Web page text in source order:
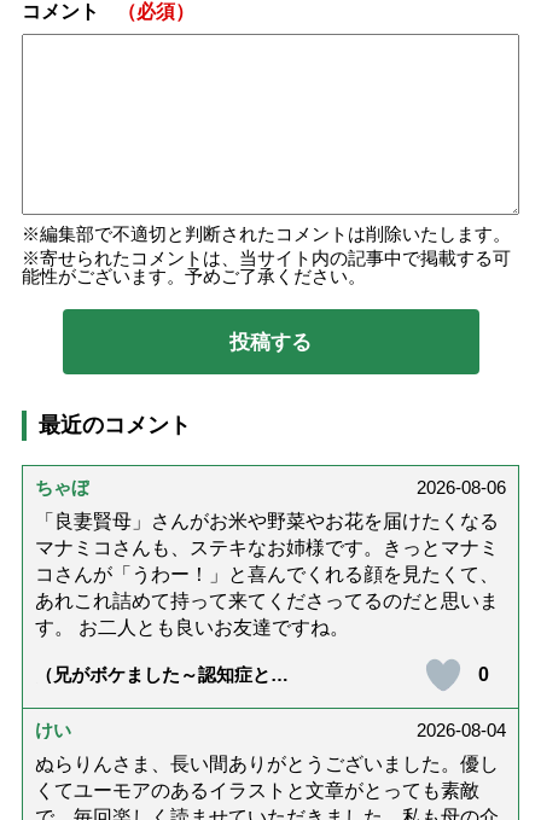
コメント （必須）
編集部で不適切と判断されたコメントは削除いたします。
寄せられたコメントは、当サイト内の記事中で掲載する可
能性がございます。予めご了承ください。
最近のコメント
ちゃぼ
2026-08-06
「良妻賢母」さんがお米や野菜やお花を届けたくなる
マナミコさんも、ステキなお姉様です。きっとマナミ
コさんが「うわー！」と喜んでくれる顔を見たくて、
あれこれ詰めて持って来てくださってるのだと思いま
す。 お二人とも良いお友達ですね。
（兄がボケました～認知症と介
達』が届きました」）
0
けい
2026-08-04
ぬらりんさま、長い間ありがとうございました。優し
くてユーモアのあるイラストと文章がとっても素敵